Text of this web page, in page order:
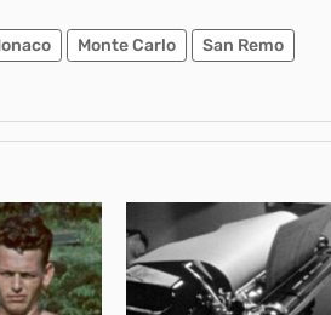
Monte Carlo
San Remo